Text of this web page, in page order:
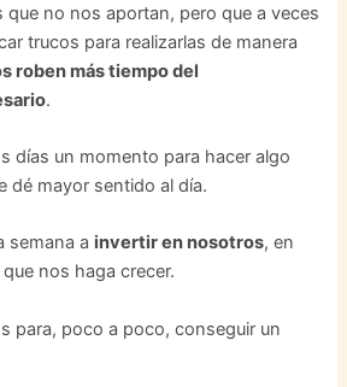
que no nos aportan, pero que a veces
trucos para realizarlas de manera
roben más tiempo del
.
días un momento para hacer algo
dé mayor sentido al día.
semana a invertir en nosotros, en
nos haga crecer.
para, poco a poco, conseguir un